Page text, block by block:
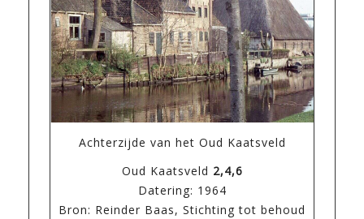
Achterzijde van het Oud Kaatsveld
Oud Kaatsveld 2,4,6
Datering: 1964
Bron: Reinder Baas, Stichting tot behoud